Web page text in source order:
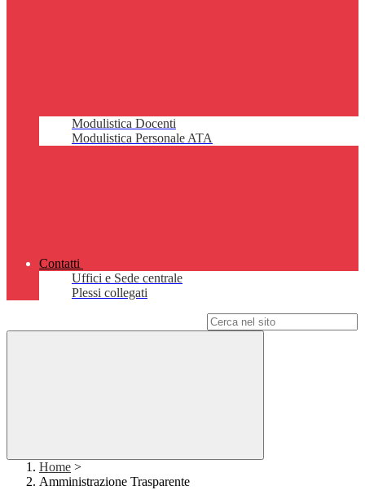
Modulistica Docenti
Modulistica Personale ATA
Contatti
Uffici e Sede centrale
Plessi collegati
Home >
Amministrazione Trasparente